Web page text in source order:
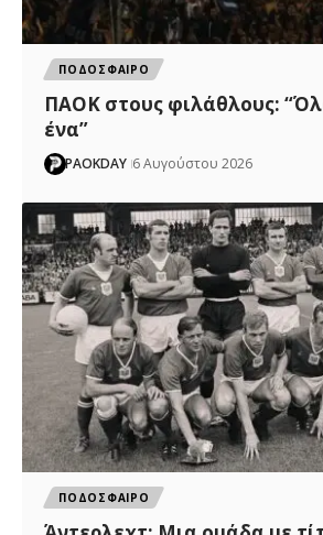
ΠΟΔΟΣΦΑΙΡΟ
ΠΑΟΚ στους φιλάθλους:
ένα”
PAOKDAY 6 Αυγούστου 2026
ΠΟΔΟΣΦΑΙΡΟ